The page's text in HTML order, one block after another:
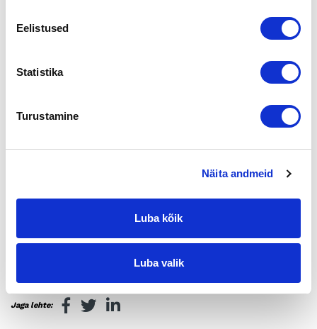
Eelistused
Statistika
Turustamine
Näita andmeid
Luba kõik
Luba valik
– Yrittäjän kokemuksia omistajanvaihdoksesta, yrittäjä
– Yritysten omistajanvaihdokset käytännössä, toimitusjohtaja
Juha Rantanen, Suomen Yrityskaupat Oy
– Finnveran keinot rahoitusjärjestelyissä, aluepäällikkö Janne
Ilmoittautumiset viimeistään 8.5.
esa.manttari@vantaanyrittajat.fi
Jaga lehte: